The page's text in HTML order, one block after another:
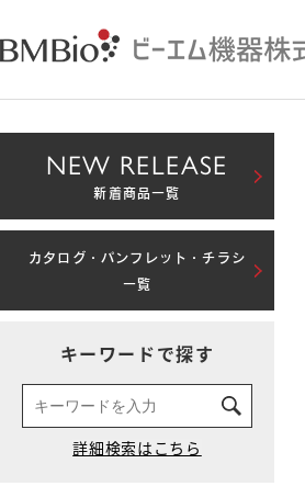
NEW RELEASE
新着商品一覧
カタログ・パンフレット・チラシ
一覧
キーワードで探す